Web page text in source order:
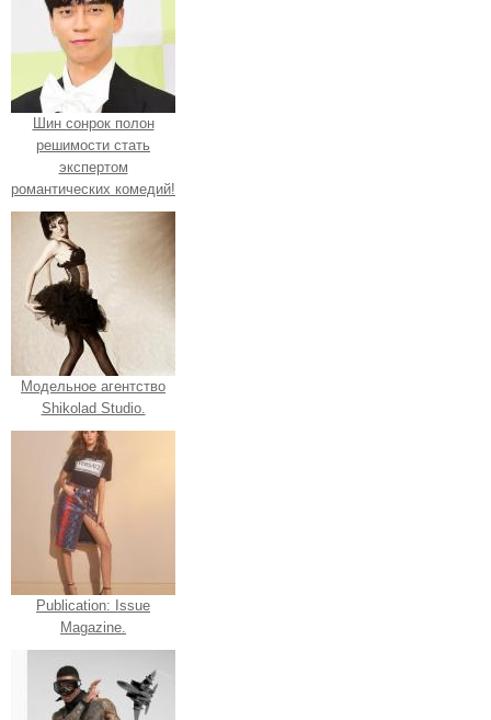
Шин сонрок полон
решимости стать
экспертом
романтических комедий!
Модельное агентство
Shikolad Studio.
Publication: Issue
Magazine.